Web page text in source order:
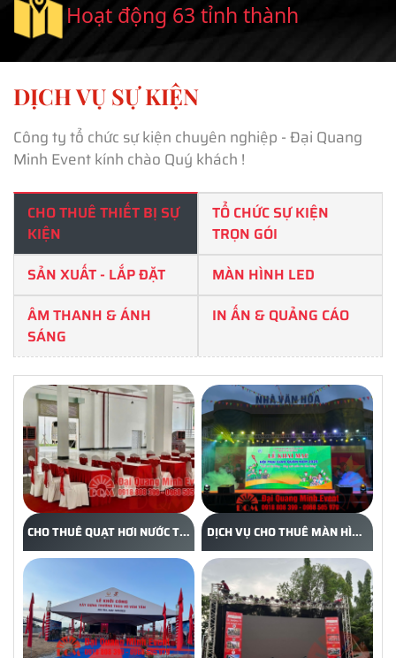
Hoạt động 63 tỉnh thành
DỊCH VỤ SỰ KIỆN
Công ty tổ chức sự kiện chuyên nghiệp - Đại Quang
Minh Event kính chào Quý khách !
CHO THUÊ THIẾT BỊ SỰ
KIỆN
TỔ CHỨC SỰ KIỆN
TRỌN GÓI
SẢN XUẤT - LẮP ĐẶT
MÀN HÌNH LED
ÂM THANH & ÁNH
SÁNG
IN ẤN & QUẢNG CÁO
CHO THUÊ QUẠT HƠI NƯỚC TẠI
BẾN CÁT, BÌNH DƯƠNG GIÁ
EVENT
DỊCH VỤ CHO THUÊ MÀN HÌNH
LED TẠI BÌNH DƯƠNG